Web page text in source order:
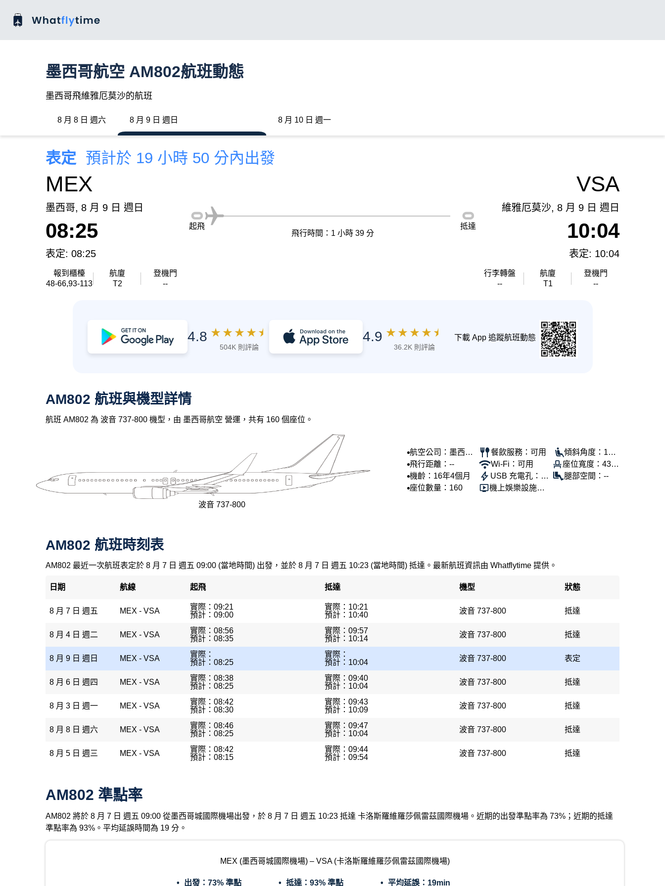
墨西哥航空 AM802航班動態
墨西哥飛維雅厄莫沙的航班
8 月 8 日 週六 8 月 9 日 週日 8 月 10 日 週一
表定 預計於 19 小時 50 分內出發
MEX
墨西哥, 8 月 9 日 週日
08:25
表定: 08:25
報到櫃檯
48-66,93-113
航廈
T2
登機門
--
起飛
飛行時間：1 小時 39 分
抵達
VSA
維雅厄莫沙, 8 月 9 日 週日
10:04
表定: 10:04
行李轉盤
--
航廈
T1
登機門
--
4.8 ★ ★ ★ ★ ★
504K 則評論
4.9 ★ ★ ★ ★ ★
36.2K 則評論
下載 App 追蹤航班動態
AM802 航班與機型詳情
航班 AM802 為 波音 737-800 機型，由 墨西哥航空 營運，共有 160 個座位。
波音 737-800
航空公司：墨西哥
航空
飛行距離：--
機齡：16年4個月
座位數量：160
餐飲服務：可用
Wi-Fi：可用
USB 充電孔：可
用
機上娛樂設施：
傾斜角度：110
°
座位寬度：43公
分
腿部空間：--
AM802 航班時刻表
AM802 最近一次航班表定於 8 月 7 日 週五 09:00 (當地時間) 出發，並於 8 月 7 日 週五 10:23 (當地時間) 抵達。最新航班資訊由 Whatflytime 提供。
日期 航線 起飛 抵達 機型 狀態
8 月 7 日 週五 MEX - VSA
實際：09:21
預計：09:00
實際：10:21
預計：10:40
波音 737-800 抵達
8 月 4 日 週二 MEX - VSA
實際：08:56
預計：08:35
實際：09:57
預計：10:14
波音 737-800 抵達
8 月 9 日 週日 MEX - VSA
實際：
預計：08:25
實際：
預計：10:04
波音 737-800 表定
8 月 6 日 週四 MEX - VSA
實際：08:38
預計：08:25
實際：09:40
預計：10:04
波音 737-800 抵達
8 月 3 日 週一 MEX - VSA
實際：08:42
預計：08:30
實際：09:43
預計：10:09
波音 737-800 抵達
8 月 8 日 週六 MEX - VSA
實際：08:46
預計：08:25
實際：09:47
預計：10:04
波音 737-800 抵達
8 月 5 日 週三 MEX - VSA
實際：08:42
預計：08:15
實際：09:44
預計：09:54
波音 737-800 抵達
AM802 準點率
AM802 將於 8 月 7 日 週五 09:00 從墨西哥城國際機場出發，於 8 月 7 日 週五 10:23 抵達 卡洛斯羅維羅莎佩雷茲國際機場。近期的出發準點率為 73%；近期的抵達
準點率為 93%。平均延誤時間為 19 分。
MEX (墨西哥城國際機場) – VSA (卡洛斯羅維羅莎佩雷茲國際機場)
出發： 73% 準點 抵達： 93% 準點 平均延誤： 19min